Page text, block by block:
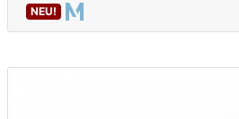
NEU!